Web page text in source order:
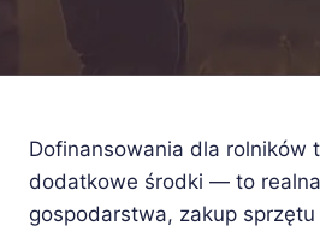
Dofinansowania dla rolników
dodatkowe środki — to
gospodarstwa, zakup